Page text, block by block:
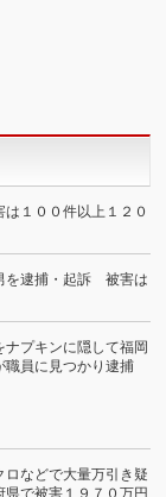
１００件以上１２０
を逮捕・起訴 被害は
プキンに隠して福岡
員に見つかり逮捕
ロなどで大量万引き疑
で被害１９７０万円